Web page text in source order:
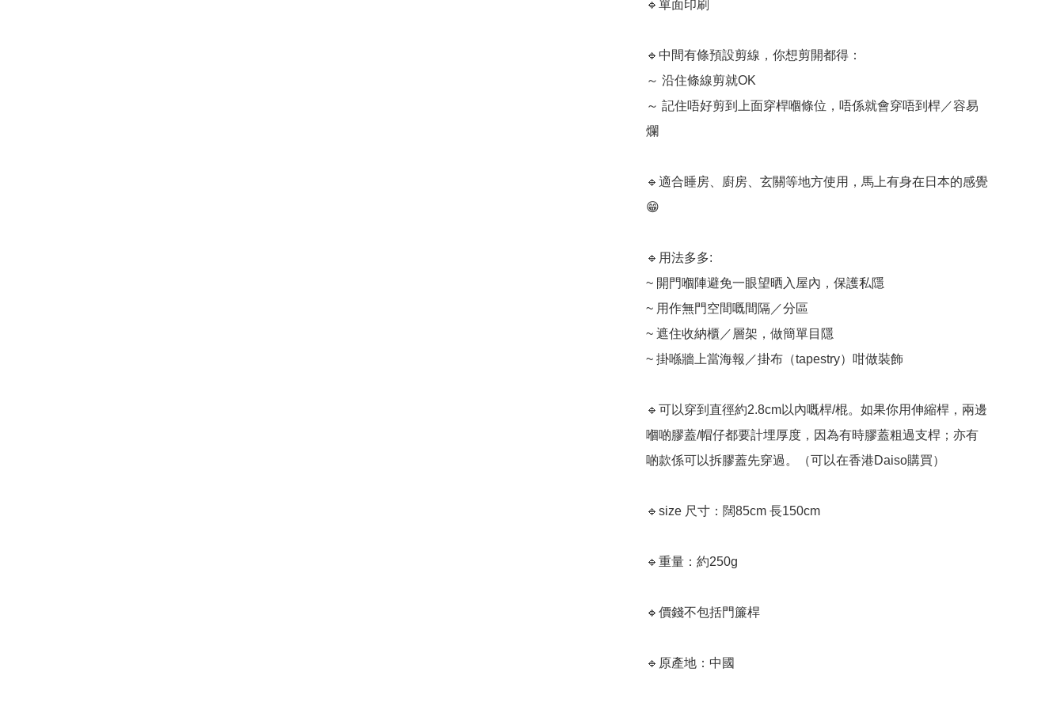
🔹單面印刷
🔹中間有條預設剪線，你想剪開都得：
～ 沿住條線剪就OK
～ 記住唔好剪到上面穿桿嗰條位，唔係就會穿唔到桿／容易
爛
🔹適合睡房、廚房、玄關等地方使用，馬上有身在日本的感覺
😁
🔹用法多多:
~ 開門嗰陣避免一眼望晒入屋內，保護私隱
~ 用作無門空間嘅間隔／分區
~ 遮住收納櫃／層架，做簡單目隱
~ 掛喺牆上當海報／掛布（tapestry）咁做裝飾
🔹可以穿到直徑約2.8cm以內嘅桿/棍。如果你用伸縮桿，兩邊
嗰啲膠蓋/帽仔都要計埋厚度，因為有時膠蓋粗過支桿；亦有
啲款係可以拆膠蓋先穿過。（可以在香港Daiso購買）
🔹size 尺寸：闊85cm 長150cm
🔹重量：約250g
🔹價錢不包括門簾桿
🔹原產地：中國